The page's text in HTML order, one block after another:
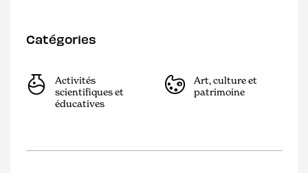
Catégories
Activités
scientifiques et
éducatives
Art, culture et
patrimoine